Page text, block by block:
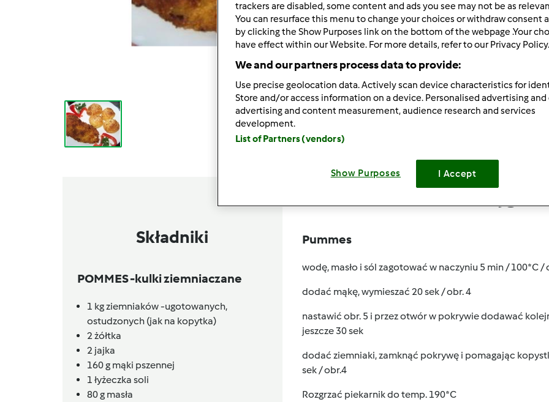
Poziom
Składniki
POMMES -kulki ziemniaczane
1 kg ziemniaków -ugotowanych,
ostudzonych (jak na kopytka)
2 żółtka
2 jajka
160 g mąki pszennej
1 łyżeczka soli
80 g masła
Pummes
wodę, masło i sól zagotować w naczyniu 5 min / 100*C /
dodać mąkę, wymieszać 20 sek / obr. 4
nastawić obr. 5 i przez otwór w pokrywie dodawać
jeszcze 30 sek
dodać ziemniaki, zamknąć pokrywę i pomagając
sek / obr.4
Rozgrzać piekarnik do temp. 190*C
trackers are disabled, some content and ads you see may not be as
You can resurface this menu to change your choices or withdraw consent
by clicking the Show Purposes link on the bottom of the webpage .Your
have effect within our Website. For more details, refer to our Privacy Policy.
We and our partners process data to provide:
Use precise geolocation data. Actively scan device characteristics for
Store and/or access information on a device. Personalised advertising
advertising and content measurement, audience research and services
development.
List of Partners (vendors)
Show Purposes I Accept